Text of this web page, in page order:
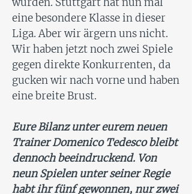
eine besondere Klasse in dieser
Liga. Aber wir ärgern uns nicht.
Wir haben jetzt noch zwei Spiele
gegen direkte Konkurrenten, da
gucken wir nach vorne und haben
eine breite Brust.
Eure Bilanz unter eurem neuen
Trainer Domenico Tedesco bleibt
dennoch beeindruckend. Von
neun Spielen unter seiner Regie
habt ihr fünf gewonnen, nur zwei